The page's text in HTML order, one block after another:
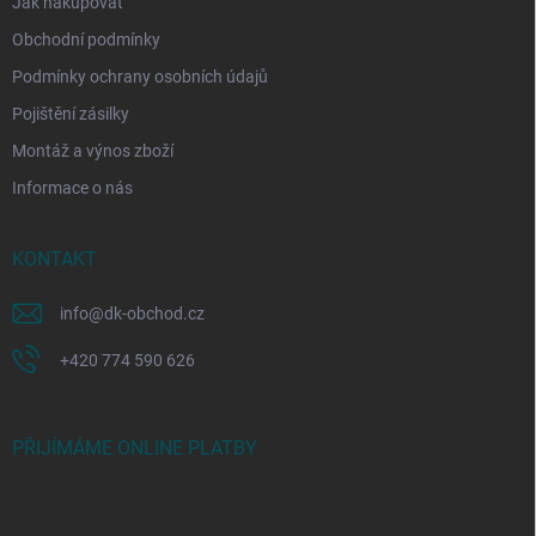
Obchodní podmínky
Podmínky ochrany osobních údajů
Pojištění zásilky
Montáž a výnos zboží
Informace o nás
KONTAKT
info@dk-obchod.cz
+420 774 590 626
PŘIJÍMÁME ONLINE PLATBY